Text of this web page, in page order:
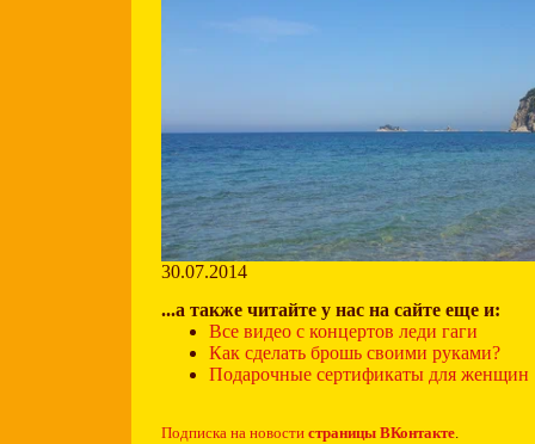
30.07.2014
...а также читайте у нас на сайте еще и:
Все видео с концертов леди гаги
Как сделать брошь своими руками?
Подарочные сертификаты для женщин
Подписка на новости страницы ВКонтакте.